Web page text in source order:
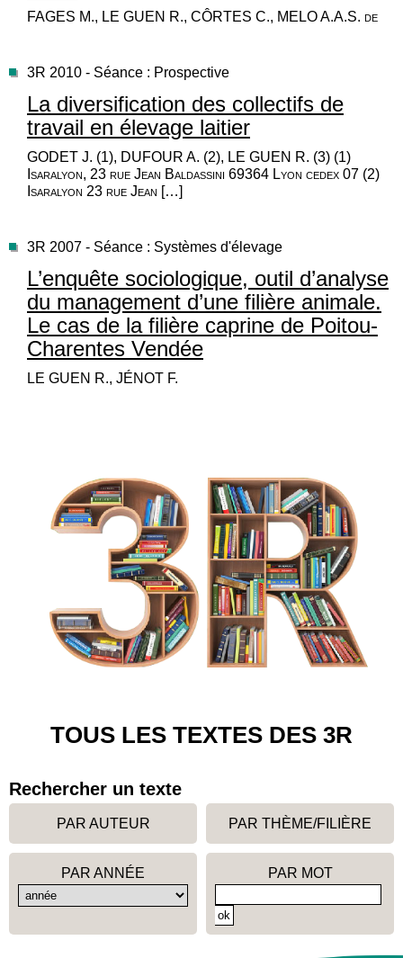
FAGES M., LE GUEN R., CÔRTES C., MELO A.A.S. de
3R 2010 - Séance : Prospective
La diversification des collectifs de
travail en élevage laitier
GODET J. (1), DUFOUR A. (2), LE GUEN R. (3) (1)
Isaralyon, 23 rue Jean Baldassini 69364 Lyon cedex 07 (2)
Isaralyon 23 rue Jean […]
3R 2007 - Séance : Systèmes d'élevage
L’enquête sociologique, outil d’analyse
du management d’une filière animale.
Le cas de la filière caprine de Poitou-
Charentes Vendée
LE GUEN R., JÉNOT F.
TOUS LES TEXTES DES 3R
Rechercher un texte
PAR AUTEUR PAR THÈME/FILIÈRE
PAR ANNÉE PAR MOT